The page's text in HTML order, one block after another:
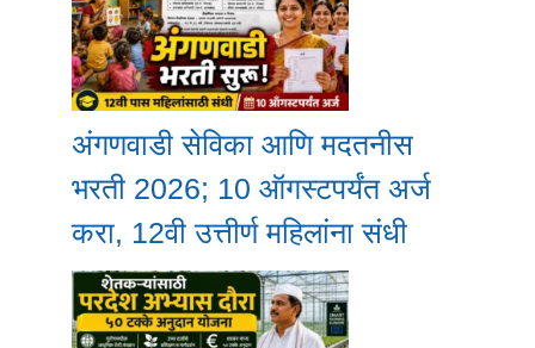
अंगणवाडी सेविका आणि मदतनीस
भरती 2026; 10 ऑगस्टपर्यंत अर्ज
करा, 12वी उत्तीर्ण महिलांना संधी